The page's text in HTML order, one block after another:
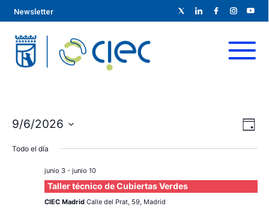
Newsletter
N
a
v
N
a
e
D
9/6/2026
e
Todo el día
junio 3- junio 10
Taller técnico de Cubiertas Verdes
CIEC Madrid Calle del Prat, 59, Madrid